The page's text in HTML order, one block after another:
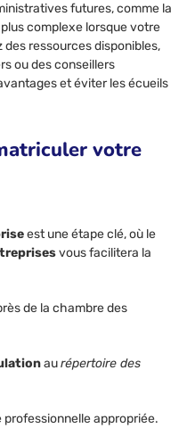
futures, comme la
complexe lorsque votre
ressources disponibles,
ou des conseillers
et éviter les écueils
votre
est une étape clé, où le
vous facilitera la
de la chambre des
aurépertoire des
appropriée.